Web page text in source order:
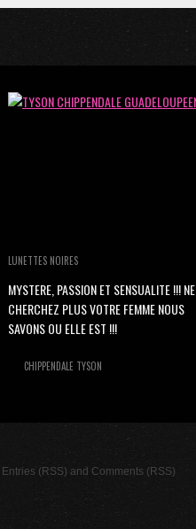
LUNETTES NOIRES
MYSTERE, PASSION ET SENSUALITE !!! NE
CHERCHEZ PLUS VOTRE FEMME NOUS
SAVONS OU ELLE EST !!!
CHIPPENDALE TYSON
Entries (RSS) and Comments (RSS)